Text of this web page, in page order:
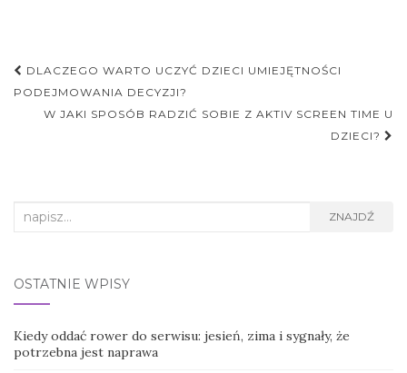
Nawigacja
postu
DLACZEGO WARTO UCZYĆ DZIECI UMIEJĘTNOŚCI
PODEJMOWANIA DECYZJI?
W JAKI SPOSÓB RADZIĆ SOBIE Z AKTIV SCREEN TIME U
DZIECI?
Search
ZNAJDŹ
OSTATNIE WPISY
Kiedy oddać rower do serwisu: jesień, zima i sygnały, że
potrzebna jest naprawa